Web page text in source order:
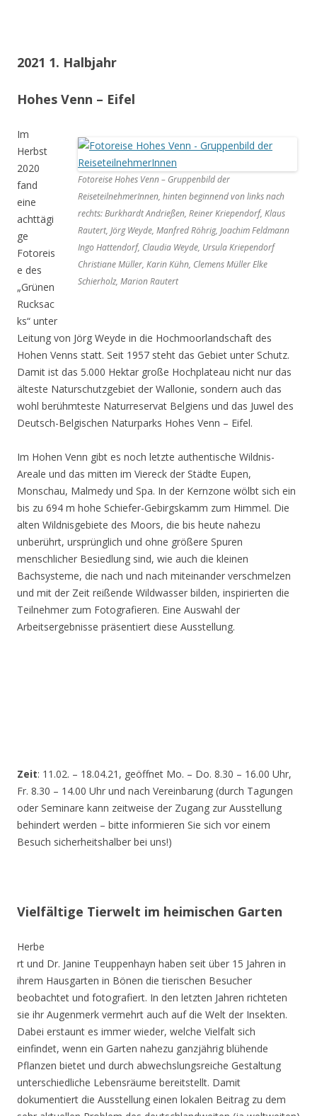
2021 1. Halbjahr
Hohes Venn – Eifel
Fotoreise Hohes Venn – Gruppenbild der
ReiseteilnehmerInnen, hinten beginnend von links nach
rechts: Burkhardt Andrießen, Reiner Kriependorf, Klaus
Rautert, Jörg Weyde, Manfred Röhrig, Joachim Feldmann
Ingo Hattendorf, Claudia Weyde, Ursula Kriependorf
Christiane Müller, Karin Kühn, Clemens Müller Elke
Schierholz, Marion Rautert
Im
Herbst
2020
fand
eine
achttägi
ge
Fotoreis
e des
„Grünen
Rucksac
ks“ unter
Leitung von Jörg Weyde in die Hochmoorlandschaft des
Hohen Venns statt. Seit 1957 steht das Gebiet unter Schutz.
Damit ist das 5.000 Hektar große Hochplateau nicht nur das
älteste Naturschutzgebiet der Wallonie, sondern auch das
wohl berühmteste Naturreservat Belgiens und das Juwel des
Deutsch-Belgischen Naturparks Hohes Venn – Eifel.
Im Hohen Venn gibt es noch letzte authentische Wildnis-
Areale und das mitten im Viereck der Städte Eupen,
Monschau, Malmedy und Spa. In der Kernzone wölbt sich ein
bis zu 694 m hohe Schiefer-Gebirgskamm zum Himmel. Die
alten Wildnisgebiete des Moors, die bis heute nahezu
unberührt, ursprünglich und ohne größere Spuren
menschlicher Besiedlung sind, wie auch die kleinen
Bachsysteme, die nach und nach miteinander verschmelzen
und mit der Zeit reißende Wildwasser bilden, inspirierten die
Teilnehmer zum Fotografieren. Eine Auswahl der
Arbeitsergebnisse präsentiert diese Ausstellung.
Zeit: 11.02. – 18.04.21, geöffnet Mo. – Do. 8.30 – 16.00 Uhr,
Fr. 8.30 – 14.00 Uhr und nach Vereinbarung (durch Tagungen
oder Seminare kann zeitweise der Zugang zur Ausstellung
behindert werden – bitte informieren Sie sich vor einem
Besuch sicherheitshalber bei uns!)
Vielfältige Tierwelt im heimischen Garten
Herbe
rt und Dr. Janine Teuppenhayn haben seit über 15 Jahren in
ihrem Hausgarten in Bönen die tierischen Besucher
beobachtet und fotografiert. In den letzten Jahren richteten
sie ihr Augenmerk vermehrt auch auf die Welt der Insekten.
Dabei erstaunt es immer wieder, welche Vielfalt sich
einfindet, wenn ein Garten nahezu ganzjährig blühende
Pflanzen bietet und durch abwechslungsreiche Gestaltung
unterschiedliche Lebensräume bereitstellt. Damit
dokumentiert die Ausstellung einen lokalen Beitrag zu dem